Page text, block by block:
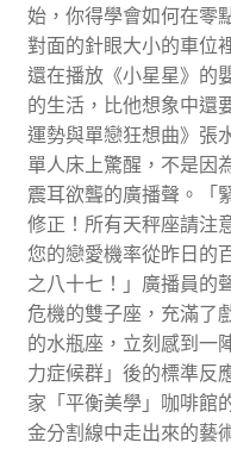
始，你得學會如何在零
對面的針眼大小的車位
還在播放《小星星》的
的生活，比他想象中還
運勢與單戀狂想曲》張
單人床上驚醒，不是因
震耳欲聾的廣播聲。「
修正！所有天秤座請注
您的戀愛機率從昨日的
之八十七！」廣播員的
危機的雙子座，充滿了
的水瓶座，立刻感到一
力症候群」後的標準反
家「平衡美學」咖啡館
金分割線中走出來的藝